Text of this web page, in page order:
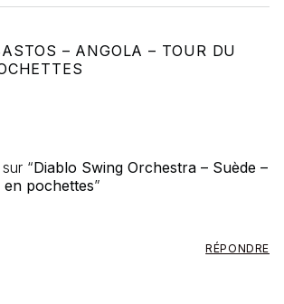
– ANGOLA – TOUR DU
“Diablo Swing Orchestra – Suède –
pochettes”
RÉPONDRE